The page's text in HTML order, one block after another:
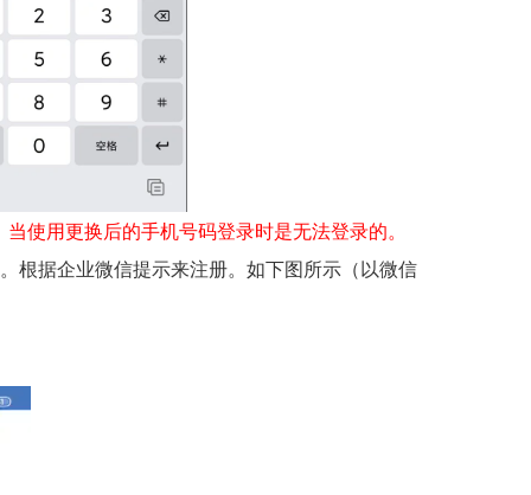
用更换后的手机号码登录时是无法登录的。
据企业微信提示来注册。如下图所示（以微信